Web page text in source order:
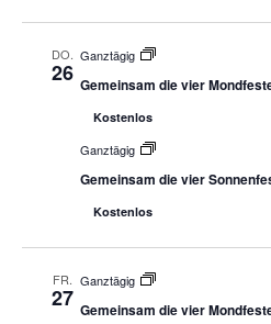
DO.
26
Ganztägig
Gemeinsam die vier
Kostenlos
Ganztägig
Gemeinsam die vier
Kostenlos
FR.
27
Ganztägig
Gemeinsam die vier